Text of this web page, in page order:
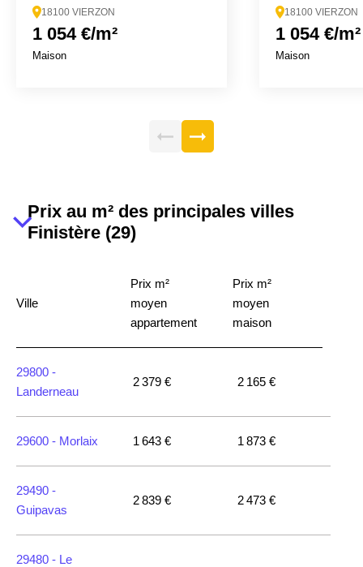
18100 VIERZON
1 054 €/m²
Maison
18100 VIERZON
1 054 €/m²
Maison
Prix au m² des principales villes
Finistère (29)
Ville
Prix m²
moyen
appartement
Prix m²
moyen
maison
29800 -
Landerneau
2 379 € 2 165 €
29600 - Morlaix 1 643 € 1 873 €
29490 -
Guipavas
2 839 € 2 473 €
29480 - Le